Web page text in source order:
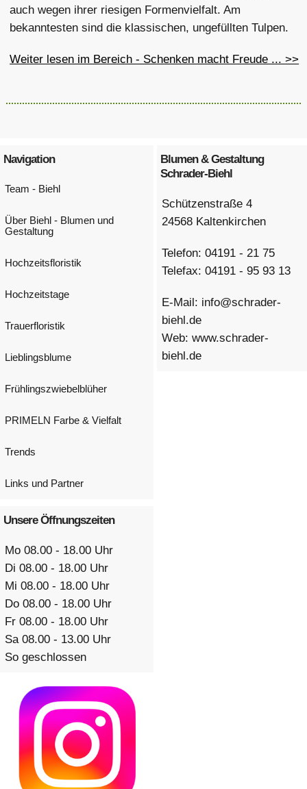
auch wegen ihrer riesigen Formenvielfalt. Am
bekanntesten sind die klassischen, ungefüllten Tulpen.
Weiter lesen im Bereich - Schenken macht Freude ... >>
Navigation
Team - Biehl
Über Biehl - Blumen und
Gestaltung
Hochzeitsfloristik
Hochzeitstage
Trauerfloristik
Lieblingsblume
Frühlingszwiebelblüher
PRIMELN Farbe & Vielfalt
Trends
Links und Partner
Unsere Öffnungszeiten
Mo 08.00 - 18.00 Uhr
Di 08.00 - 18.00 Uhr
Mi 08.00 - 18.00 Uhr
Do 08.00 - 18.00 Uhr
Fr 08.00 - 18.00 Uhr
Sa 08.00 - 13.00 Uhr
So geschlossen
Blumen & Gestaltung
Schrader-Biehl
Schützenstraße 4
24568 Kaltenkirchen
Telefon: 04191 - 21 75
Telefax: 04191 - 95 93 13
E-Mail: info@schrader-
biehl.de
Web: www.schrader-
biehl.de